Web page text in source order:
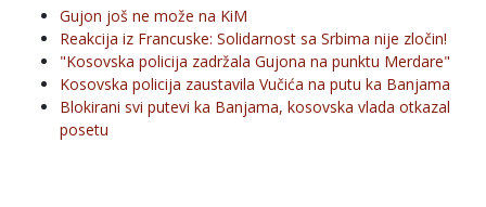
Gujon još ne može na KiM
Reakcija iz Francuske: Solidarnost sa Srbima nije zločin!
"Kosovska policija zadržala Gujona na punktu Merdare"
Kosovska policija zaustavila Vučića na putu ka Banjama
Blokirani svi putevi ka Banjama, kosovska vlada otkazal
posetu